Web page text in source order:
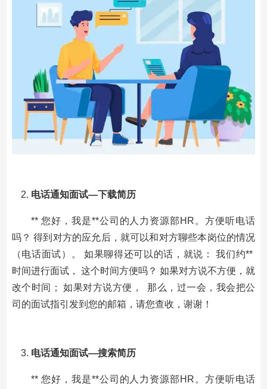
电话通知面试—下载简历
** 您好，我是**公司的人力资源部HR。方便听电话
吗？ 得到对方的应允后，就可以和对方聊些本岗位的情况
（电话面试）。 如果聊得还可以的话，就说： 我们约**
时间进行面试， 这个时间方便吗？ 如果对方说不方便，就
改个时间； 如果对方说方便， 那么，过一会，我会把公
司的面试指引发到您的邮箱，请您查收，谢谢！
电话通知面试—搜索简历
** 您好，我是**公司的人力资源部HR。方便听电话